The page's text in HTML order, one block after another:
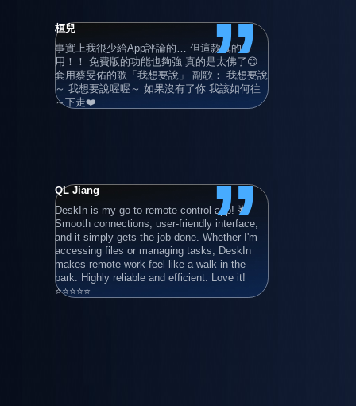
”
桓兒
事實上我很少給App評論的… 但這款真的好
用！！ 免費版的功能也夠強 真的是太佛了😊
套用蔡旻佑的歌「我想要說」 副歌： 我想要說
～ 我想要說喔喔～ 如果沒有了你 我該如何往
～下走❤️
”
QL Jiang
DeskIn is my go-to remote control app! 🌟
Smooth connections, user-friendly interface,
and it simply gets the job done. Whether I'm
accessing files or managing tasks, DeskIn
makes remote work feel like a walk in the
park. Highly reliable and efficient. Love it!
⭐⭐⭐⭐⭐